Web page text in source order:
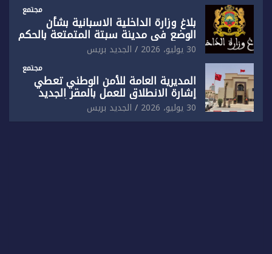
مجتمع
بلاغ وزارة الداخلية الاسبانية بشأن
الوضع في مدينة سبتة المتمتعة بالحكم
الذاتي
30 يوليو، 2026 الجديد بريس
مجتمع
المديرية العامة للأمن الوطني تعطي
إشارة الانطلاق للعمل بالمقر الجديد
للدائرة الثالثة للشرطة بولاية أمن العيون
30 يوليو، 2026 الجديد بريس